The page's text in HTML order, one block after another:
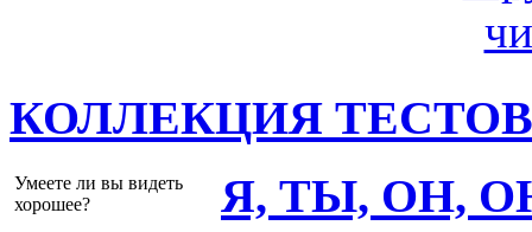
КОЛЛЕКЦИЯ ТЕСТОВ
Умеете ли вы видеть
хорошее?
Я, ТЫ, ОН,